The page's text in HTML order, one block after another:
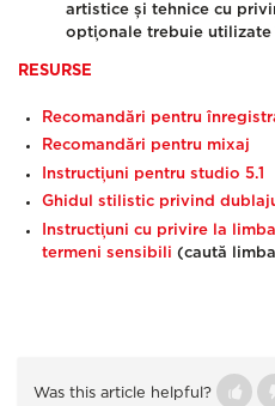
artistice și tehnice cu
opționale trebuie utilizate
RESURSE
Recomandări pentru
Recomandări pentru mixaj
Instrucțiuni pentru studio 5.1
Ghidul stilistic privind
Instrucțiuni cu privire la
termeni sensibili (caută
Was this article helpful?